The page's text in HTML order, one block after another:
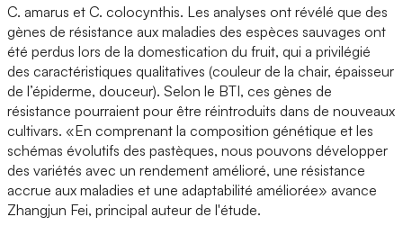
C. amarus et C. colocynthis. Les analyses ont révélé que des
gènes de résistance aux maladies des espèces sauvages ont
été perdus lors de la domestication du fruit, qui a privilégié
des caractéristiques qualitatives (couleur de la chair, épaisseur
de l’épiderme, douceur). Selon le BTI, ces gènes de
résistance pourraient pour être réintroduits dans de nouveaux
cultivars. «En comprenant la composition génétique et les
schémas évolutifs des pastèques, nous pouvons développer
des variétés avec un rendement amélioré, une résistance
accrue aux maladies et une adaptabilité améliorée» avance
Zhangjun Fei, principal auteur de l'étude.